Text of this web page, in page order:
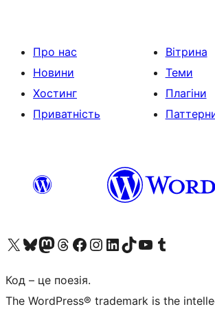
Про нас
Новини
Хостинг
Приватність
Вітрина
Теми
Плагіни
Visit our X (formerly Twitter) account
Visit our Bluesky account
Завітайте до нашої стрічки в Mastodon
Visit our Threads account
Завітайте на нашу сторінку в Facebook
Visit our Instagram account
Visit our LinkedIn account
Visit our TikTok account
Visit our YouTube channel
Visit our Tumblr account
Код – це поезія.
The WordPress® trademark is the